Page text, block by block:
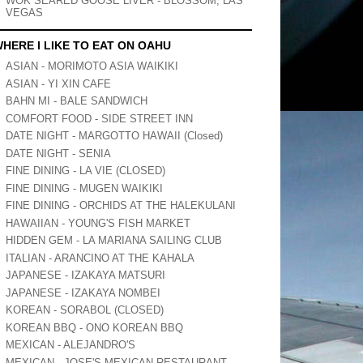
VEGAS
I LIKE TO EAT ON OAHU
ASIAN - MORIMOTO ASIA WAIKIKI
ASIAN - YI XIN CAFE
BAHN MI - BALE SANDWICH
COMFORT FOOD - SIDE STREET INN
DATE NIGHT - MARGOTTO HAWAII (Closed)
DATE NIGHT - SENIA
FINE DINING - LA VIE (CLOSED)
FINE DINING - MUGEN WAIKIKI
FINE DINING - ORCHIDS AT THE HALEKULANI
HAWAIIAN - YOUNG'S FISH MARKET
HIDDEN GEM - LA MARIANA SAILING CLUB
ITALIAN - ARANCINO AT THE KAHALA
JAPANESE - IZAKAYA MATSURI
JAPANESE - IZAKAYA NOMBEI
KOREAN - SORABOL (CLOSED)
KOREAN BBQ - ONO KOREAN BBQ
MEXICAN - ALEJANDRO'S